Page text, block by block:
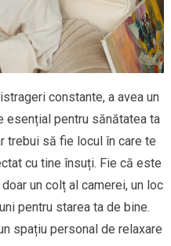
constante, a avea un
esențial pentru sănătatea ta
trebui să fie locul în care te
cu tine însuți. Fie că este
un colț al camerei, un loc
pentru starea ta de bine.
spațiu personal de relaxare